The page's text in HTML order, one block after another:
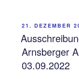
AM
21. DEZEMBER
Arnsberger
03.09.2022